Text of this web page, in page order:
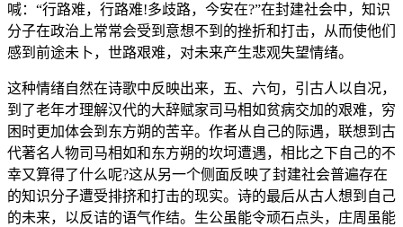
喊：“行路难，行路难!多歧路，今安在?”在封建社会中，知识
分子在政治上常常会受到意想不到的挫折和打击，从而使他们
感到前途未卜，世路艰难，对未来产生悲观失望情绪。
这种情绪自然在诗歌中反映出来，五、六句，引古人以自况，
到了老年才理解汉代的大辞赋家司马相如贫病交加的艰难，穷
困时更加体会到东方朔的苦辛。作者从自己的际遇，联想到古
代著名人物司马相如和东方朔的坎坷遭遇，相比之下自己的不
幸又算得了什么呢?这从另一个侧面反映了封建社会普遍存在
的知识分子遭受排挤和打击的现实。诗的最后从古人想到自己
的未来，以反诘的语气作结。生公虽能令顽石点头，庄周虽能